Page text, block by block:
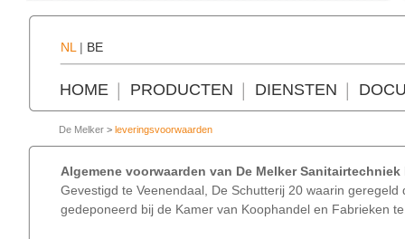
NL | BE
HOME PRODUCTEN DIENSTEN
De Melker > leveringsvoorwaarden
Algemene voorwaarden van De Melker Sanitairtechniek
Gevestigd te Veenendaal, De Schutterij 20 waarin
gedeponeerd bij de Kamer van Koophandel en Fabrieken